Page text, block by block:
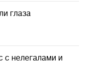
глаза
с нелегалами и